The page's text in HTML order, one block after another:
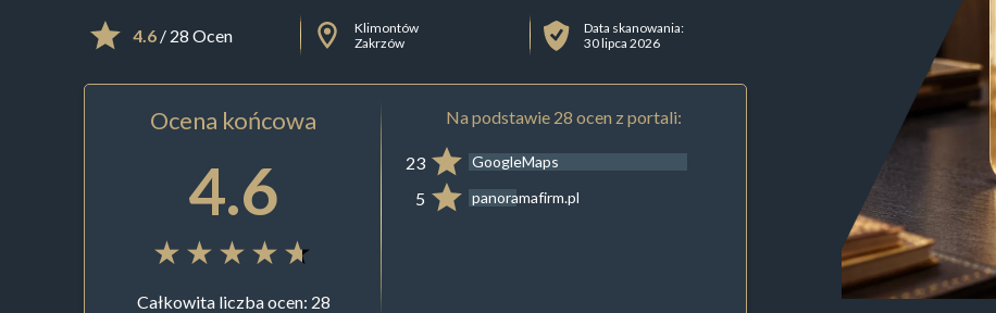
4.6/ 28 Ocen
Klimontów
Zakrzów
Data skanowania:
30 lipca 2026
Ocena końcowa
4.6
Całkowita liczba ocen: 28
Na podstawie 28 ocen z portali:
23 GoogleMaps
5 panoramafirm.pl